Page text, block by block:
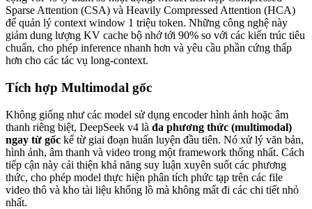
Sparse Attention (CSA) và Heavily Compressed Attention (HCA)
để quản lý context window 1 triệu token. Những công nghệ này
giảm dung lượng KV cache bộ nhớ tới 90% so với các kiến trúc tiêu
chuẩn, cho phép inference nhanh hơn và yêu cầu phần cứng thấp
hơn cho các tác vụ long-context.
Tích hợp Multimodal gốc
Không giống như các model sử dụng encoder hình ảnh hoặc âm
thanh riêng biệt, DeepSeek v4 là đa phương thức (multimodal)
ngay từ gốc kể từ giai đoạn huấn luyện đầu tiên. Nó xử lý văn bản,
hình ảnh, âm thanh và video trong một framework thống nhất. Cách
tiếp cận này cải thiện khả năng suy luận xuyên suốt các phương
thức, cho phép model thực hiện phân tích phức tạp trên các file
video thô và kho tài liệu khổng lồ mà không mất đi các chi tiết nhỏ
nhất.